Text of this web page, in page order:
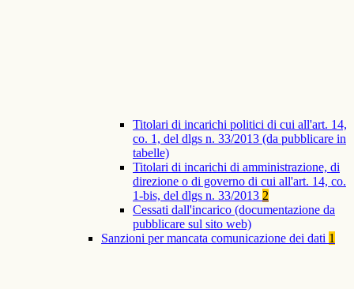
Titolari di incarichi politici di cui all'art. 14,
co. 1, del dlgs n. 33/2013 (da pubblicare in
tabelle)
Titolari di incarichi di amministrazione, di
direzione o di governo di cui all'art. 14, co.
1-bis, del dlgs n. 33/2013 2
Cessati dall'incarico (documentazione da
pubblicare sul sito web)
Sanzioni per mancata comunicazione dei dati 1